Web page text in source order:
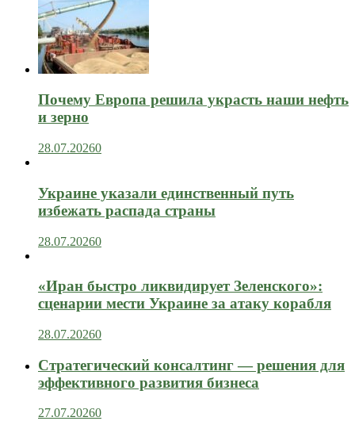
Почему Европа решила украсть наши нефть
и зерно
28.07.20260
Украине указали единственный путь
избежать распада страны
28.07.20260
«Иран быстро ликвидирует Зеленского»:
сценарии мести Украине за атаку корабля
28.07.20260
Стратегический консалтинг — решения для
эффективного развития бизнеса
27.07.20260